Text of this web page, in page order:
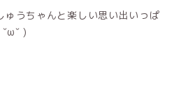
ゅうちゃんと楽しい思い出いっぱ
ˇωˇ )